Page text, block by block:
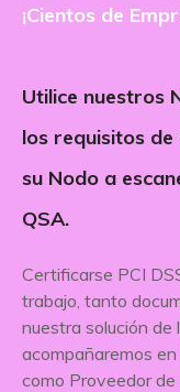
¡Cientos de
Utilice nuestros
los requisitos de
su Nodo a
QSA.
Certificarse PCI
trabajo, tanto
nuestra solución de
acompañaremos
como Proveedor de